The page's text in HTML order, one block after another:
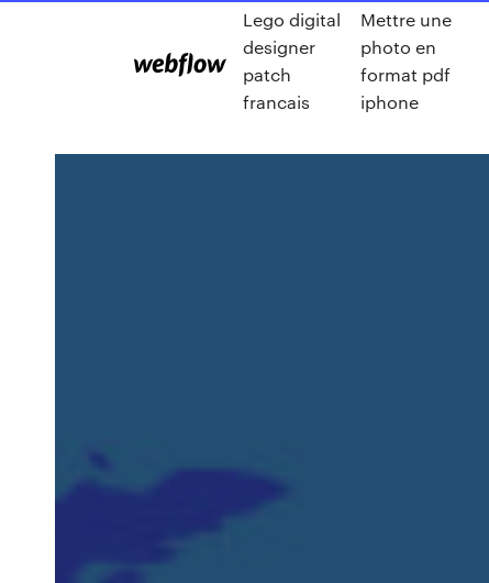
Lego digital
designer
patch
francais
Mettre une
photo en
format pdf
iphone